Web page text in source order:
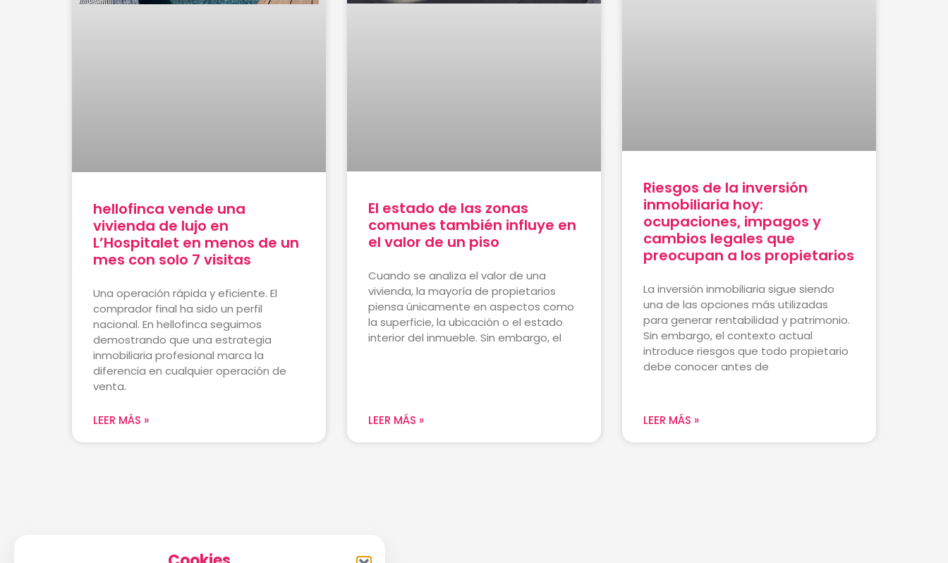
hellofinca vende una
vivienda de lujo en
L’Hospitalet en menos de un
mes con solo 7 visitas
Una operación rápida y eficiente. El
comprador final ha sido un perfil
nacional. En hellofinca seguimos
demostrando que una estrategia
inmobiliaria profesional marca la
diferencia en cualquier operación de
venta.
LEER MÁS »
El estado de las zonas
comunes también influye en
el valor de un piso
Cuando se analiza el valor de una
vivienda, la mayoría de propietarios
piensa únicamente en aspectos como
la superficie, la ubicación o el estado
interior del inmueble. Sin embargo, el
LEER MÁS »
Riesgos de la inversión
inmobiliaria hoy:
ocupaciones, impagos y
cambios legales que
preocupan a los propietarios
La inversión inmobiliaria sigue siendo
una de las opciones más utilizadas
para generar rentabilidad y patrimonio.
Sin embargo, el contexto actual
introduce riesgos que todo propietario
debe conocer antes de
LEER MÁS »